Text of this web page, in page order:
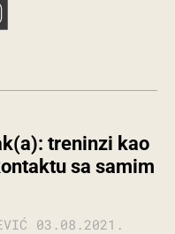
treninzi kao
sa samim
03.08.2021.